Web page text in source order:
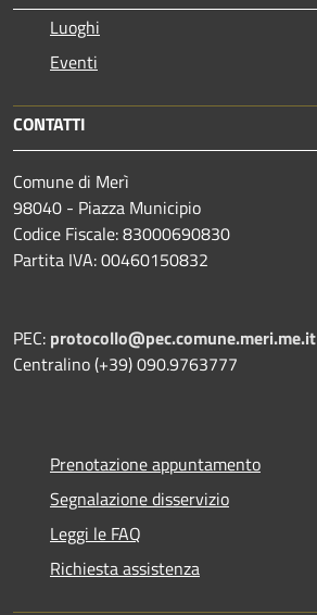
Luoghi
Eventi
CONTATTI
Comune di Merì
98040 - Piazza Municipio
Codice Fiscale: 83000690830
Partita IVA: 00460150832
PEC: protocollo@pec.comune.meri.me.it
Centralino (+39) 090.9763777
Prenotazione appuntamento
Segnalazione disservizio
Leggi le FAQ
Richiesta assistenza